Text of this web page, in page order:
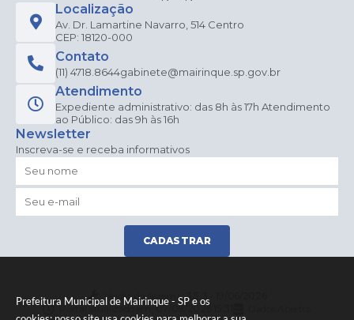
Prefeitura Municipal de Mairinque - SP e os
Localização
Av. Dr. Lamartine Navarro, 514 Centro
CEP: 18120-000
Contato
(11) 4718.8644gabinete@mairinque.sp.gov.br
Atendimento
Expediente administrativo: das 8h às 17h Atendimento
ao Público: das 9h às 16h
Newsletter
Inscreva-se e receba informativos
CADASTRAR
Versão do Sistema:3.5.3 - 19/06/2026
Portal atualizado em:07/08/2026 15:31